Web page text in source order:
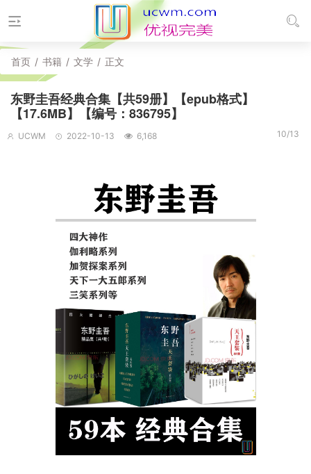
首页 / 书籍 / 文学 / 正文
东野圭吾经典合集【共59册】【epub格式】
【17.6MB】【编号：836795】
UCWM 2022-10-13 6,168 10/13